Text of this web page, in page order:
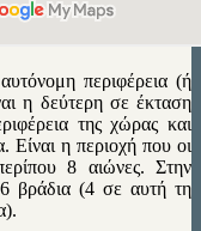
περιφέρεια (ή
η δεύτερη σε έκταση
της χώρας και
Είναι η περιοχή που οι
8 αιώνες. Στην
βράδια (4 σε αυτή τη